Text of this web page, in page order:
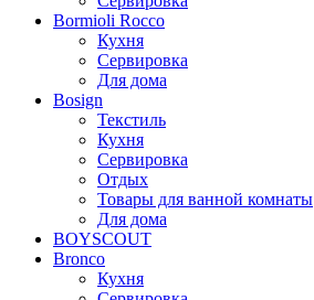
Bormioli Rocco
Кухня
Сервировка
Для дома
Bosign
Текстиль
Кухня
Сервировка
Отдых
Товары для ванной комнаты
Для дома
BOYSCOUT
Bronco
Кухня